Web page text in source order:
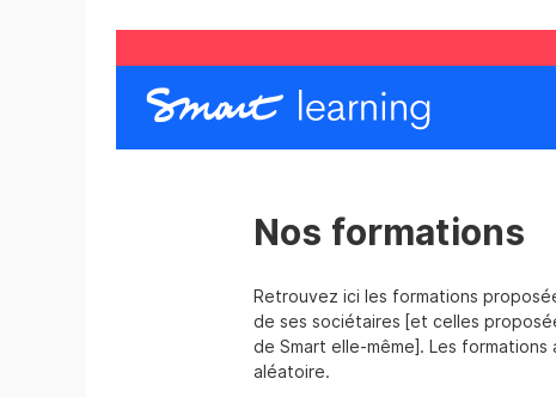
Nos formations
Retrouvez ici les formations
de ses sociétaires [et celles
de Smart elle-même]. Les formations
aléatoire.